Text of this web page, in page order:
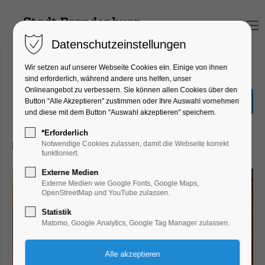
Menu
Mythos Maria
Ausstellung
12.10.2025, 11:30–17:00
Datenschutzeinstellungen
Wir setzen auf unserer Webseite Cookies ein. Einige von ihnen
sind erforderlich, während andere uns helfen, unser
Onlineangebot zu verbessern. Sie können allen Cookies über den
Button "Alle Akzeptieren" zustimmen oder Ihre Auswahl vornehmen
und diese mit dem Button "Auswahl akzeptieren" speichern.
*Erforderlich
Notwendige Cookies zulassen, damit die Webseite korrekt
funktioniert.
Externe Medien
Externe Medien wie Google Fonts, Google Maps,
OpenStreetMap und YouTube zulassen.
Statistik
Matomo, Google Analytics, Google Tag Manager zulassen.